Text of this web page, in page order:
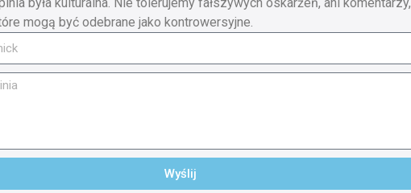
była kulturalna. Nie tolerujemy fałszywych oskarżeń, ani komentarzy,
mogą być odebrane jako kontrowersyjne.
Wyślij